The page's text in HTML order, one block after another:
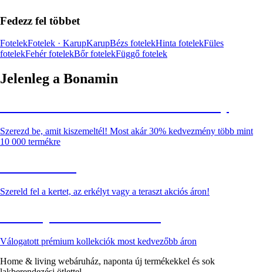
Fedezz fel többet
FotelekFotelek · KarupKarupBézs fotelekHinta fotelekFüles
fotelekFehér fotelekBőr fotelekFüggő fotelek
Jelenleg a Bonamin
Szerezd be, amit kiszemeltél! Most akár 30% kedvezmény több mint
10 000 termékre
Szereld fel a kertet, az erkélyt vagy a teraszt akciós áron!
Válogatott prémium kollekciók most kedvezőbb áron
Home & living webáruház, naponta új termékekkel és sok